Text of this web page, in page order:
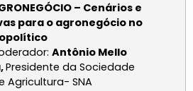
– Cenários e
para o agronegócio no
Antônio Mello
Presidente da Sociedade
Agricultura- SNA